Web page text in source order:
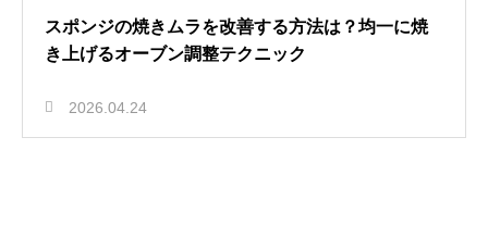
スポンジの焼きムラを改善する方法は？均一に焼
き上げるオーブン調整テクニック
2026.04.24